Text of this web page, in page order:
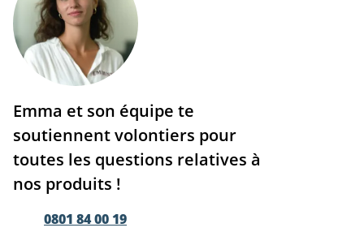
Emma et son équipe te
soutiennent volontiers pour
toutes les questions relatives à
nos produits !
0801 84 00 19